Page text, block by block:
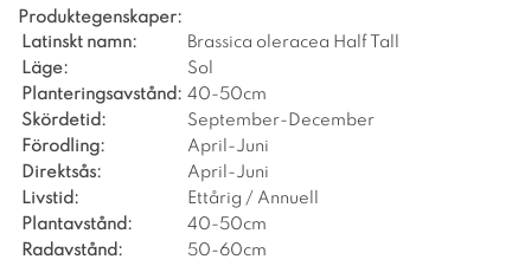
Produktegenskaper:
Latinskt namn:
Brassica oleracea Half Tall
Läge:
Sol
Planteringsavstånd: 40-50cm
Skördetid:
September-December
Förodling:
April-Juni
Direktsås:
April-Juni
Livstid:
Ettårig / Annuell
Plantavstånd:
40-50cm
Radavstånd:
50-60cm